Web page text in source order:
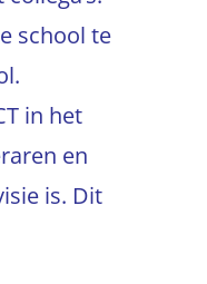
school te
in het
en
is. Dit